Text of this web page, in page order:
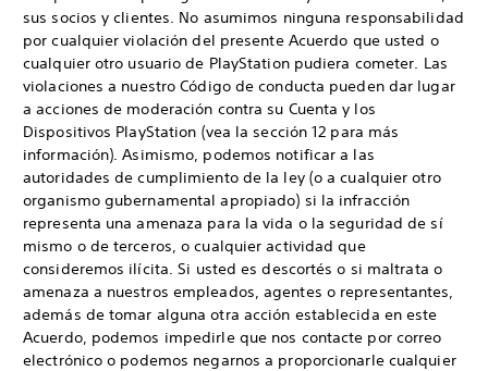
sus socios y clientes. No asumimos ninguna responsabilidad
por cualquier violación del presente Acuerdo que usted o
cualquier otro usuario de PlayStation pudiera cometer. Las
violaciones a nuestro Código de conducta pueden dar lugar
a acciones de moderación contra su Cuenta y los
Dispositivos PlayStation (vea la sección 12 para más
información). Asimismo, podemos notificar a las
autoridades de cumplimiento de la ley (o a cualquier otro
organismo gubernamental apropiado) si la infracción
representa una amenaza para la vida o la seguridad de sí
mismo o de terceros, o cualquier actividad que
consideremos ilícita. Si usted es descortés o si maltrata o
amenaza a nuestros empleados, agentes o representantes,
además de tomar alguna otra acción establecida en este
Acuerdo, podemos impedirle que nos contacte por correo
electrónico o podemos negarnos a proporcionarle cualquier